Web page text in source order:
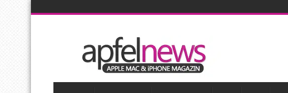
Apple beherrscht 65 Prozent des globalen Premium-Smartphone-Marktes
iPhone 18 Pro zum Marktstart möglicherweise nur begrenzt verfügbar
iPhone Ultra lässt Verkauf faltbarer Smartphones 2026 um 20 Prozent steigen
iPhone 18 Pro: Diese 3 großen Upgrades bringt das Top-Modell Apples Smartbrille